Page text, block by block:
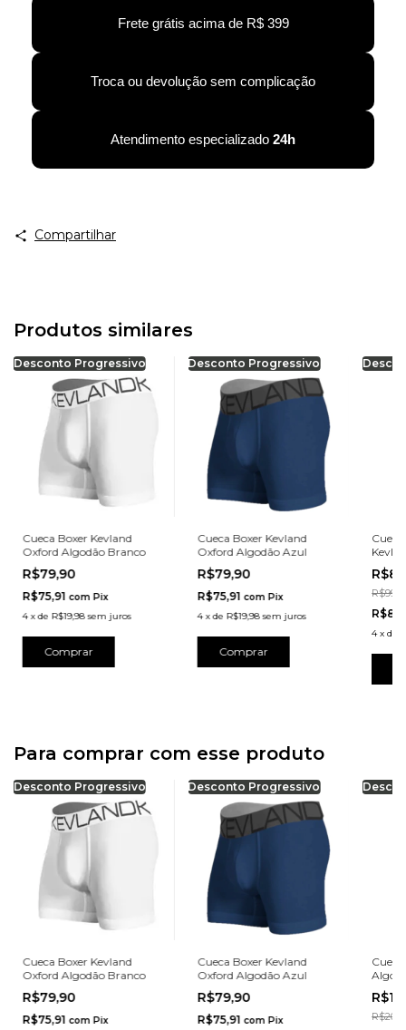
Frete grátis acima de R$ 399
Troca ou devolução sem complicação
Atendimento especializado 24h
Compartilhar
Produtos similares
Desconto Progressivo
Cueca Boxer Kevland
Oxford Algodão Branco
R$79,90
R$75,91 com Pix
4 xde R$19,98 sem juros
Comprar
Desconto Progressivo
Cueca Boxer Kevland
Oxford Algodão Azul
R$79,90
R$75,91 com Pix
4 xde R$19,98 sem juros
Comprar
4 x de
Para comprar com esse produto
Desconto Progressivo
Cueca Boxer Kevland
Oxford Algodão Branco
R$79,90
R$75,91 com Pix
Desconto Progressivo
Cueca Boxer Kevland
Oxford Algodão Azul
R$79,90
R$75,91 com Pix